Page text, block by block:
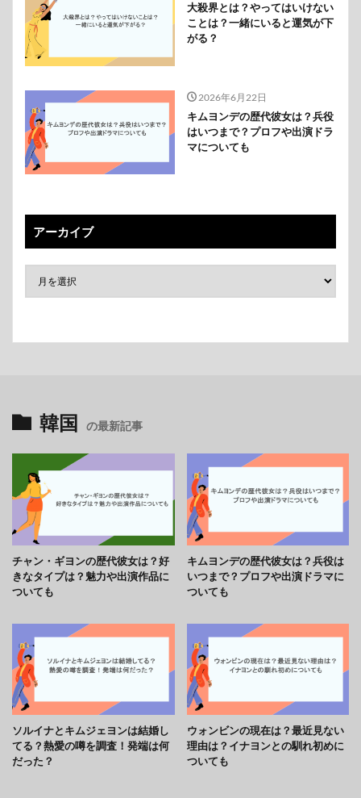
大殺界とは？やってはいけない
ことは？一緒にいると運気が下
がる？
2026年6月22日
キムヨンデの歴代彼女は？兵役
はいつまで？プロフや出演ドラ
マについても
アーカイブ
韓国 の最新記事
チャン・ギヨンの歴代彼女は？好
きなタイプは？魅力や出演作品に
ついても
キムヨンデの歴代彼女は？兵役は
いつまで？プロフや出演ドラマに
ついても
ソルイナとキムジェヨンは結婚し
てる？熱愛の噂を調査！発端は何
だった？
ウォンビンの現在は？最近見ない
理由は？イナヨンとの馴れ初めに
ついても